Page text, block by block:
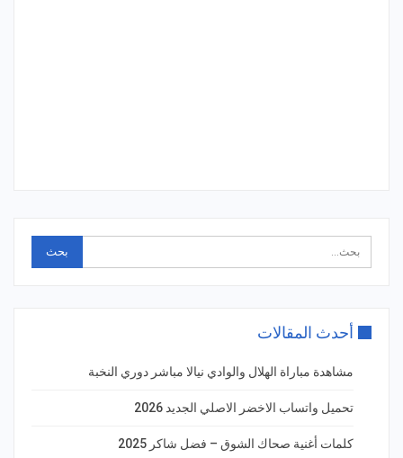
أحدث المقالات
مشاهدة مباراة الهلال والوادي نيالا مباشر دوري النخبة
تحميل واتساب الاخضر الاصلي الجديد 2026
كلمات أغنية صحاك الشوق – فضل شاكر 2025